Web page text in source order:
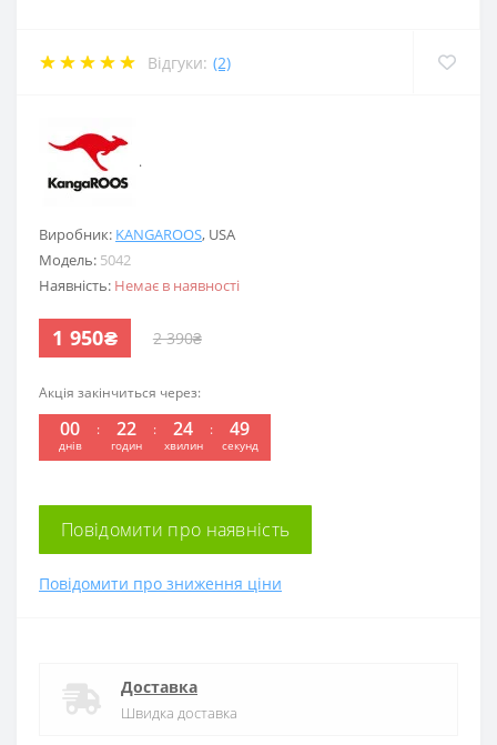
Відгуки: (2)
Виробник: KANGAROOS, USA
Модель: 5042
Наявність: Немає в наявності
1 950₴ 2 390₴
Акція закінчиться через:
00
днів
22
годин
24
хвилин
49
секунд
Повідомити про наявність
Повідомити про зниження ціни
.
Доставка
Швидка доставка